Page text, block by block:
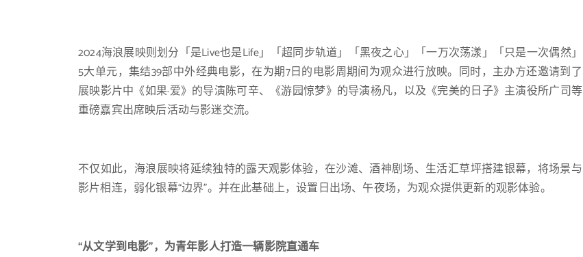
2024海浪展映则划分「是Live也是Life」「超同步轨道」「黑夜之心」「一万次荡漾」「只是一次偶然」
5大单元，集结39部中外经典电影，在为期7日的电影周期间为观众进行放映。同时，主办方还邀请到了
展映影片中《如果·爱》的导演陈可辛、《游园惊梦》的导演杨凡，以及《完美的日子》主演役所广司等
重磅嘉宾出席映后活动与影迷交流。
不仅如此，海浪展映将延续独特的露天观影体验，在沙滩、酒神剧场、生活汇草坪搭建银幕，将场景与
影片相连，弱化银幕“边界”。并在此基础上，设置日出场、午夜场，为观众提供更新的观影体验。
“从文学到电影”，为青年影人打造一辆影院直通车